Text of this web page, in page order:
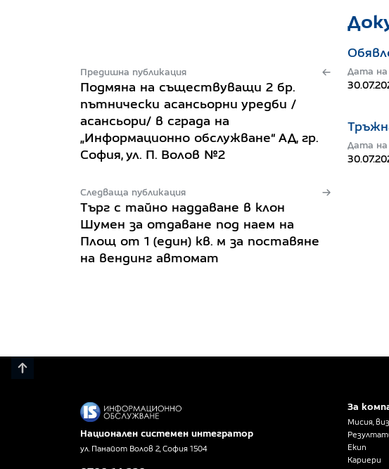
Предишна публикация
Подмяна на съществуващи 2 бр.
пътнически асансьорни уредби /
асансьори/ в сграда на
„Информационно обслужване“ АД, гр.
София, ул. П. Волов №2
Следваща публикация
Търг с тайно наддаване в клон
Шумен за отдаване под наем на
Площ от 1 (един) кв. м за поставяне
на вендинг автомат
Дата на
Дата на
Национален системен интегратор
ул. Панайот Волов 2, София 1504
За
Мисия,
Екип
Кариери